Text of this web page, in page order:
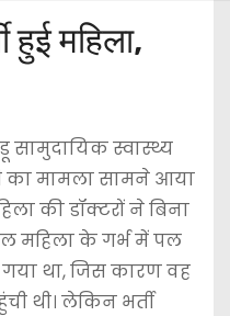
हुई महिला,
सामुदायिक स्वास्थ्य
का मामला सामने आया
की डॉक्टरों ने बिना
महिला के गर्भ में पल
गया था, जिस कारण वह
थी। लेकिन भर्ती